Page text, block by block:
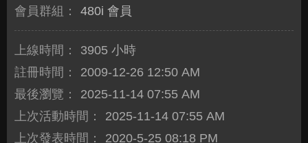
會員群組： 480i 會員
上線時間：
3905 小時
註冊時間：
2009-12-26 12:50 AM
最後瀏覽：
2025-11-14 07:55 AM
上次活動時間：
2025-11-14 07:55 AM
上次發表時間：
2020-5-25 08:18 PM